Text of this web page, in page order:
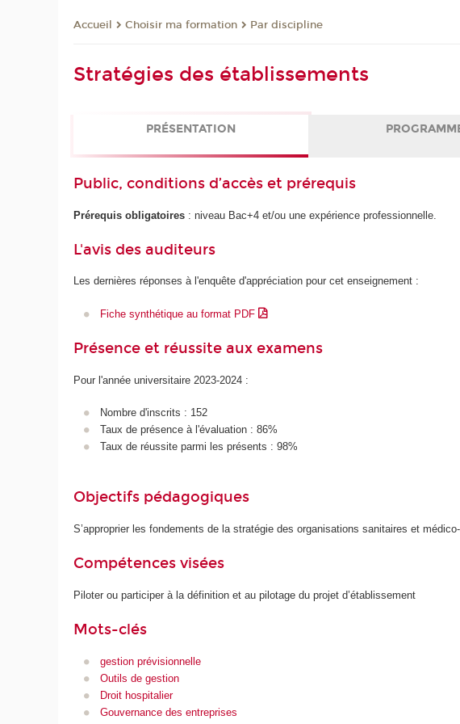
Accueil Choisir ma formation Par discipline
Stratégies des établissements
PRÉSENTATION
Public, conditions d’accès et prérequis
Prérequis obligatoires : niveau Bac+4 et/ou une expérience professionnelle.
L'avis des auditeurs
Les dernières réponses à l'enquête d'appréciation pour cet enseignement :
Fiche synthétique au format PDF
Présence et réussite aux examens
Pour l'année universitaire 2023-2024 :
Nombre d'inscrits : 152
Taux de présence à l'évaluation : 86%
Taux de réussite parmi les présents : 98%
Objectifs pédagogiques
S’approprier les fondements de la stratégie des organisations sanitaires et
Compétences visées
Piloter ou participer à la définition et au pilotage du projet d’établissement
Mots-clés
gestion prévisionnelle
Outils de gestion
Droit hospitalier
Gouvernance des entreprises